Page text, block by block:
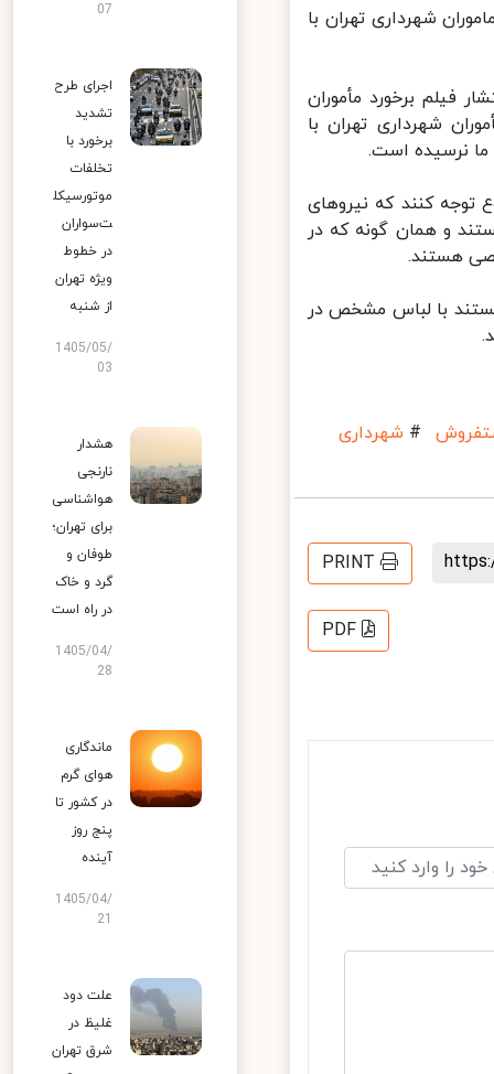
شهرداری تهران با
برخورد مأموران
شهرداری تهران با
نرسیده است.
کنند که نیروهای
و همان گونه که در
هستند.
با لباس مشخص در
شهرداری
PRINT
PDF
07
اجرای طرح
تشدید
برخورد با
تخلفات
موتورسیکل
ت‌سواران
در خطوط
ویژه تهران
از شنبه
1405/05/
03
هشدار
نارنجی
هواشناسی
برای تهران؛
طوفان و
گرد و خاک
در راه است
1405/04/
28
ماندگاری
هوای گرم
در کشور تا
پنج روز
آینده
1405/04/
علت دود
غلیظ در
شرق تهران